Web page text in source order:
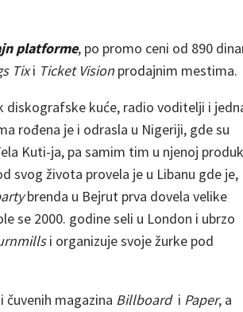
platforme, po promo ceni od 890
Tixi Ticket Vision prodajnim mestima.
kuće, radio voditelji i
rođena je i odrasla u Nigeriji, gde su
Kuti-ja, pa samim tim u njenoj
svog života provela je u Libanu gde je,
brenda u Bejrut prva dovela velike
se 2000. godine seli u London i ubrzo
i organizuje svoje žurke pod
čuvenih magazina Billboardi Paper, a